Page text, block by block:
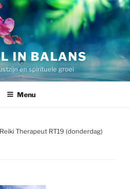
IN BALANS
en spirituele groei
Menu
Therapeut RT19 (donderdag)